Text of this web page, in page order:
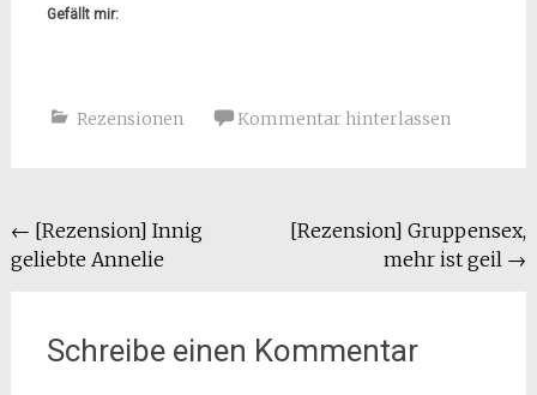
Gefällt mir:
Rezensionen Kommentar hinterlassen
Beitragsnavigation
← [Rezension] Innig
geliebte Annelie
[Rezension] Gruppensex,
mehr ist geil →
Schreibe einen Kommentar